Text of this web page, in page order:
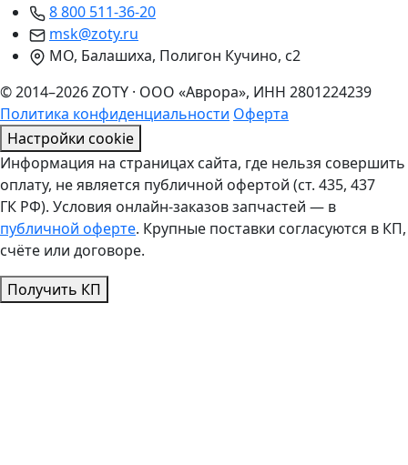
8 800 511-36-20
msk@zoty.ru
МО, Балашиха, Полигон Кучино, с2
© 2014–2026 ZOTY · ООО «Аврора», ИНН 2801224239
Политика конфиденциальности Оферта
Настройки cookie
Информация на страницах сайта, где нельзя совершить
оплату, не является публичной офертой (ст. 435, 437
ГК РФ). Условия онлайн-заказов запчастей — в
публичной оферте. Крупные поставки согласуются в КП,
счёте или договоре.
Получить КП